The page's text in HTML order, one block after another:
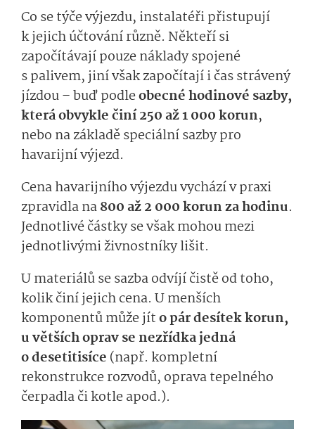
Co se týče výjezdu, instalatéři přistupují
k jejich účtování různě. Někteří si
započítávají pouze náklady spojené
s palivem, jiní však započítají i čas strávený
jízdou – buď podleobecné hodinové sazby,
která obvykle činí 250 až 1 000 korun,
nebo na základě speciální sazby pro
havarijní výjezd.
Cena havarijního výjezdu vychází v praxi
zpravidla na800 až 2 000 korun za hodinu.
Jednotlivé částky se však mohou mezi
jednotlivými živnostníky lišit.
U materiálů se sazba odvíjí čistě od toho,
kolik činí jejich cena. U menších
komponentů může jíto pár desítek korun,
u větších oprav se nezřídka jedná
o desetitisíce (např. kompletní
rekonstrukce rozvodů, oprava tepelného
čerpadla či kotle apod.).